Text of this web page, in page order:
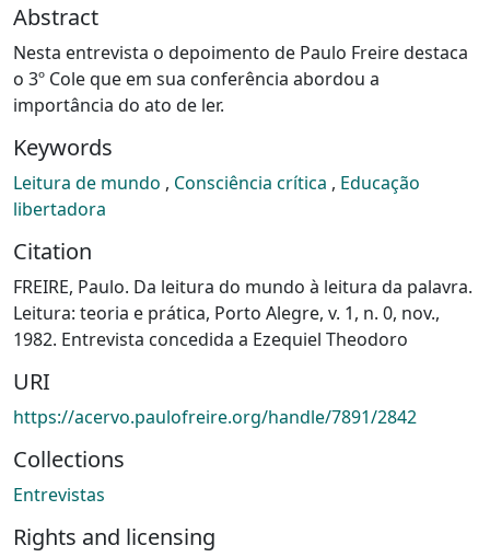
Abstract
Nesta entrevista o depoimento de Paulo Freire destaca
o 3º Cole que em sua conferência abordou a
importância do ato de ler.
Keywords
Leitura de mundo , Consciência crítica , Educação
libertadora
Citation
FREIRE, Paulo. Da leitura do mundo à leitura da palavra.
Leitura: teoria e prática, Porto Alegre, v. 1, n. 0, nov.,
1982. Entrevista concedida a Ezequiel Theodoro
URI
https://acervo.paulofreire.org/handle/7891/2842
Collections
Entrevistas
Rights and licensing